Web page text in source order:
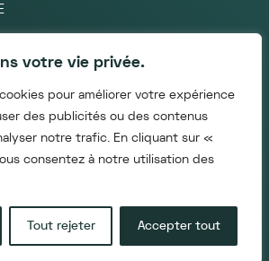
votre vie privée.
pour améliorer votre expérience
des publicités ou des contenus
notre trafic. En cliquant sur «
consentez à notre utilisation des
Tout rejeter Accepter tout